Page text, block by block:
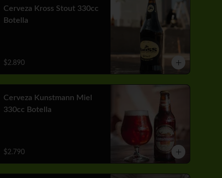
Cerveza Kross Stout 330cc
Botella
$2.890
Cerveza Kunstmann Miel
330cc Botella
$2.790